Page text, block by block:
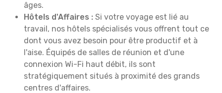
âges.
Hôtels d'Affaires : Si votre voyage est lié au
travail, nos hôtels spécialisés vous offrent tout ce
dont vous avez besoin pour être productif et à
l'aise. Équipés de salles de réunion et d'une
connexion Wi-Fi haut débit, ils sont
stratégiquement situés à proximité des grands
centres d'affaires.